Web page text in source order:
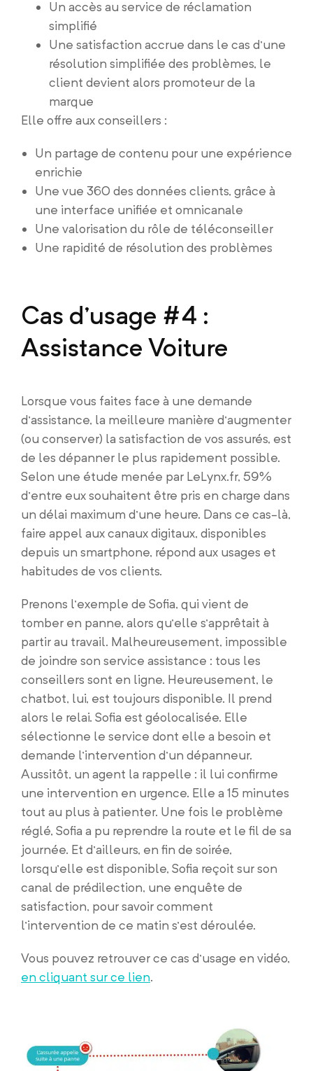
Un accès au service de réclamation
simplifié
Une satisfaction accrue dans le cas d’une
résolution simplifiée des problèmes, le
client devient alors promoteur de la
marque
Elle offre aux conseillers :
Un partage de contenu pour une expérience
enrichie
Une vue 360 des données clients, grâce à
une interface unifiée et omnicanale
Une valorisation du rôle de téléconseiller
Une rapidité de résolution des problèmes
Cas d’usage #4 :
Assistance Voiture
Lorsque vous faites face à une demande
d’assistance, la meilleure manière d’augmenter
(ou conserver) la satisfaction de vos assurés, est
de les dépanner le plus rapidement possible.
Selon une étude menée par LeLynx.fr, 59%
d’entre eux souhaitent être pris en charge dans
un délai maximum d’une heure. Dans ce cas-là,
faire appel aux canaux digitaux, disponibles
depuis un smartphone, répond aux usages et
habitudes de vos clients.
Prenons l’exemple de Sofia, qui vient de
tomber en panne, alors qu’elle s’apprêtait à
partir au travail. Malheureusement, impossible
de joindre son service assistance : tous les
conseillers sont en ligne. Heureusement, le
chatbot, lui, est toujours disponible. Il prend
alors le relai. Sofia est géolocalisée. Elle
sélectionne le service dont elle a besoin et
demande l’intervention d’un dépanneur.
Aussitôt, un agent la rappelle : il lui confirme
une intervention en urgence. Elle a 15 minutes
tout au plus à patienter. Une fois le problème
réglé, Sofia a pu reprendre la route et le fil de sa
journée. Et d’ailleurs, en fin de soirée,
lorsqu’elle est disponible, Sofia reçoit sur son
canal de prédilection, une enquête de
satisfaction, pour savoir comment
l’intervention de ce matin s’est déroulée.
Vous pouvez retrouver ce cas d’usage en vidéo,
en cliquant sur ce lien.